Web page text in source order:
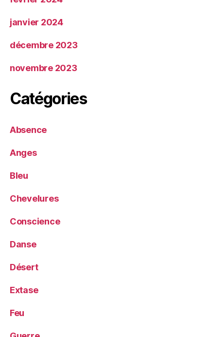
janvier 2024
décembre 2023
novembre 2023
Catégories
Absence
Anges
Bleu
Chevelures
Conscience
Danse
Désert
Extase
Feu